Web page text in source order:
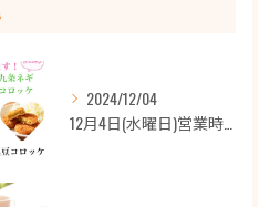
2024/12/04